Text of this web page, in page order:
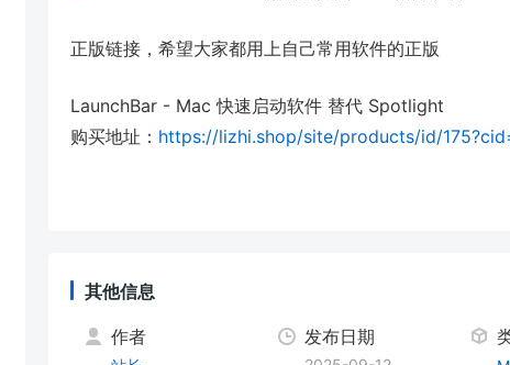
正版链接，希望大家都用上自己常用软件的正版
LaunchBar - Mac 快速启动软件 替代 Spotlight
购买地址： https://lizhi.shop/site/products/id/
其他信息
作者 发布日期